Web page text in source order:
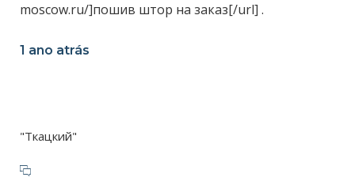
moscow.ru/]пошив штор на заказ[/url] .
1 ano atrás
"Ткацкий"